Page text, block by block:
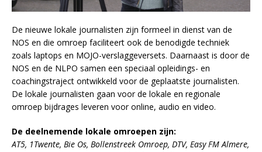
De nieuwe lokale journalisten zijn formeel in dienst van de
NOS en die omroep faciliteert ook de benodigde techniek
zoals laptops en MOJO-verslaggeversets. Daarnaast is door de
NOS en de NLPO samen een speciaal opleidings- en
coachingstraject ontwikkeld voor de geplaatste journalisten.
De lokale journalisten gaan voor de lokale en regionale
omroep bijdrages leveren voor online, audio en video.
De deelnemende lokale omroepen zijn:
AT5, 1Twente, Bie Os, Bollenstreek Omroep, DTV, Easy FM Almere,